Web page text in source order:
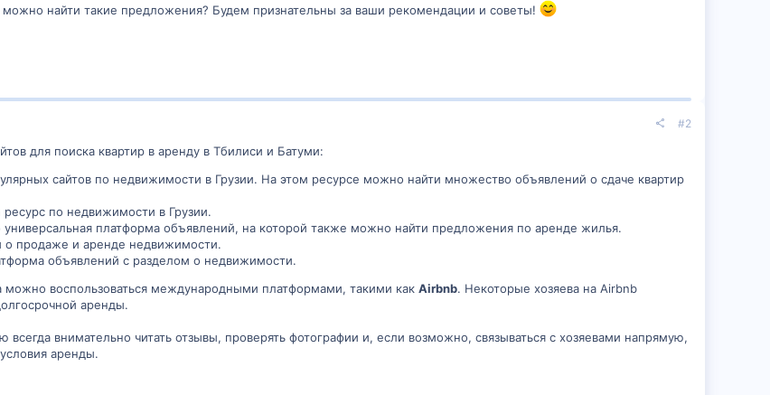
найти такие предложения? Будем признательны за ваши рекомендации и советы!
#2
для поиска квартир в аренду в Тбилиси и Батуми:
сайтов по недвижимости в Грузии. На этом ресурсе можно найти множество объявлений о сдаче квартир
по недвижимости в Грузии.
универсальная платформа объявлений, на которой также можно найти предложения по аренде жилья.
о продаже и аренде недвижимости.
объявлений с разделом о недвижимости.
можно воспользоваться международными платформами, такими как Airbnb. Некоторые хозяева на Airbnb
аренды.
внимательно читать отзывы, проверять фотографии и, если возможно, связываться с хозяевами напрямую,
аренды.